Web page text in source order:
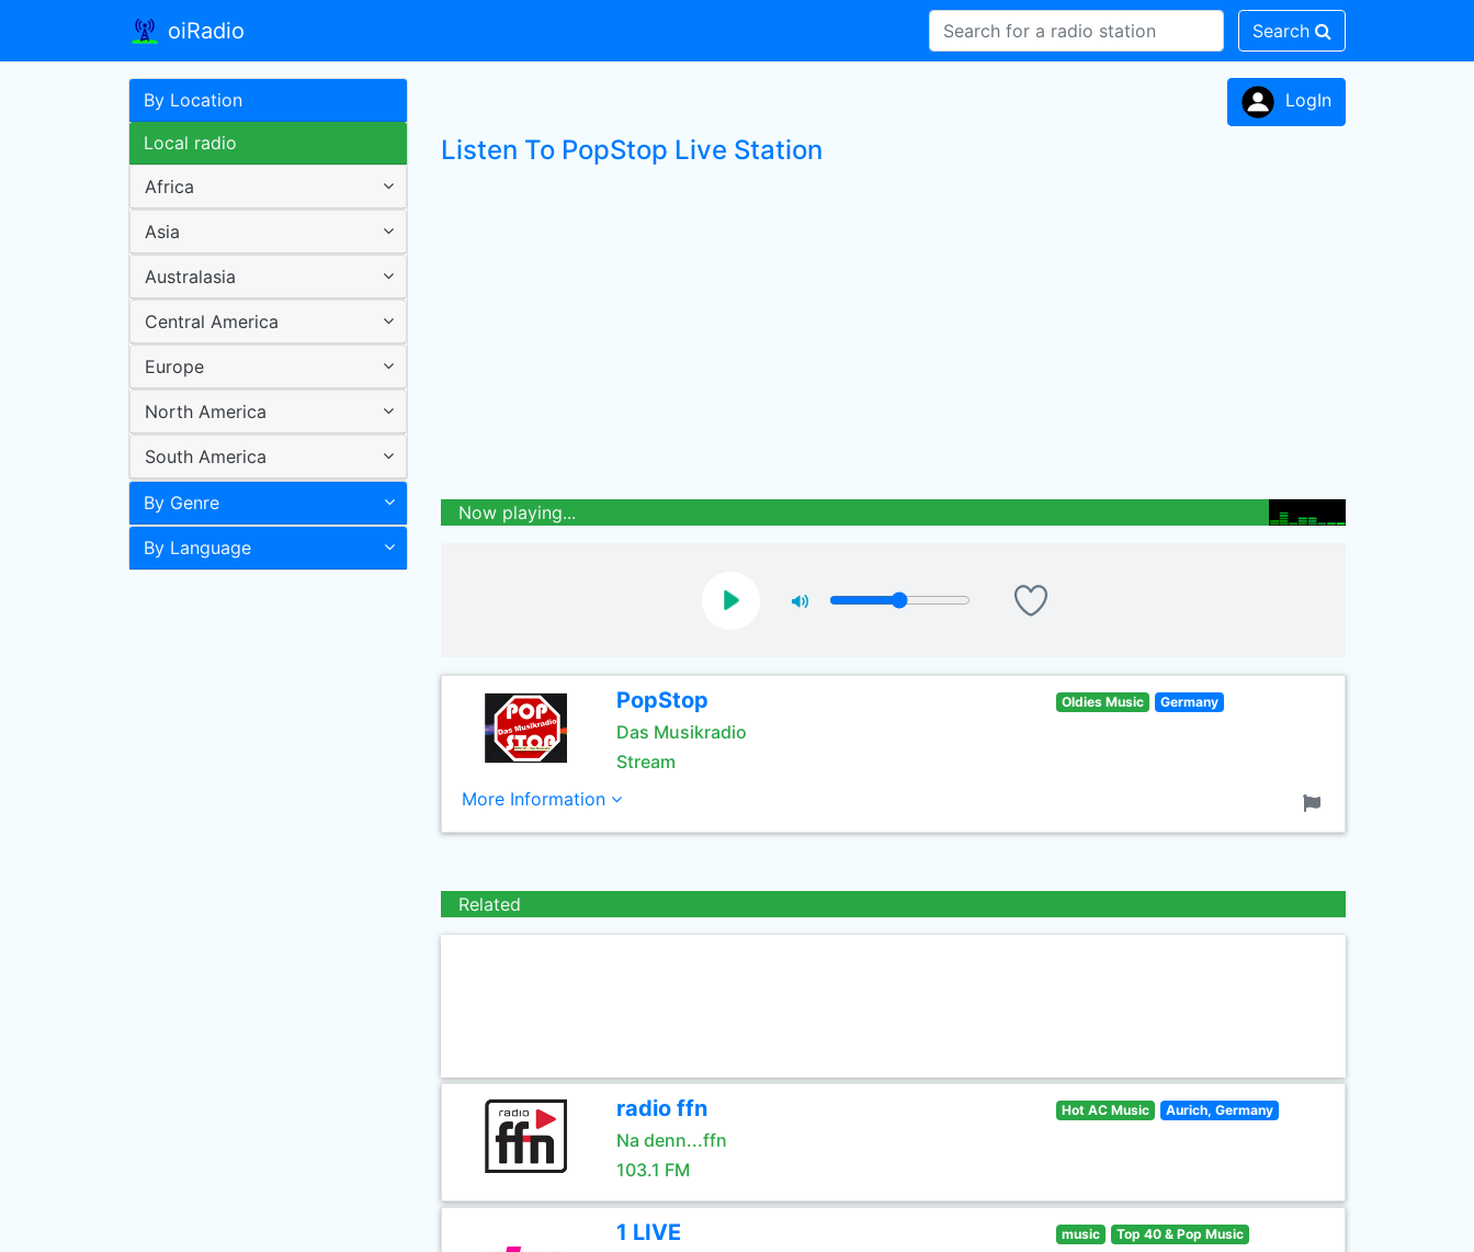
oiRadio Search
By Location
Local radio
Africa
Asia
Australasia
Central America
Europe
North America
South America
By Genre
By Language
LogIn
Listen To PopStop Live Station
Now playing...
PopStop
Das Musikradio
Stream
Oldies Music Germany
More Information
Related
radio ffn
Na denn...ffn
103.1 FM
Hot AC Music Aurich, Germany
1 LIVE music Top 40 & Pop Music